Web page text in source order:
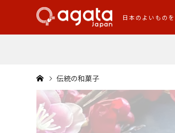
日本のよいもの
伝統の和菓子